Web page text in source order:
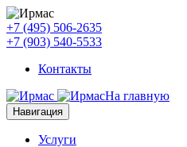
+7 (495) 506-2635
+7 (903) 540-5533
Контакты
На главную
Навигация
Услуги